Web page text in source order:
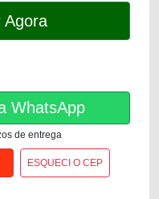
Agora
WhatsApp
de entrega
ESQUECI O CEP